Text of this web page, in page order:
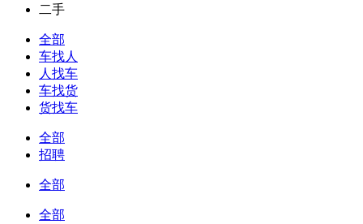
二手
全部
车找人
人找车
车找货
货找车
全部
招聘
全部
全部